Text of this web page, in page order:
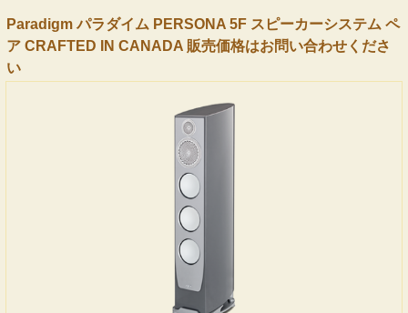
Paradigm パラダイム PERSONA 5F スピーカーシステム ペ
ア CRAFTED IN CANADA 販売価格はお問い合わせくださ
い